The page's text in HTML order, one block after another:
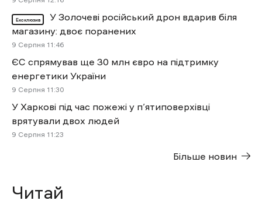
Ексклюзив
У Золочеві російський дрон вдарив біля
магазину: двоє поранених
9 Cерпня 11:46
ЄС спрямував ще 30 млн євро на підтримку
енергетики України
9 Cерпня 11:30
У Харкові під час пожежі у п’ятиповерхівці
врятували двох людей
9 Cерпня 11:23
Більше новин
Читай